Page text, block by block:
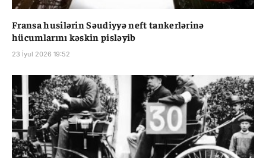
Fransa husilərin Səudiyyə neft tankerlərinə
hücumlarını kəskin pisləyib
23 İyul 2026 19:52